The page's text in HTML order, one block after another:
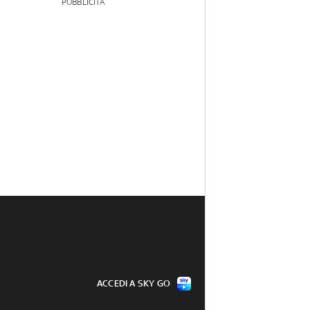
PUBBLICITÀ
ACCEDI A SKY GO